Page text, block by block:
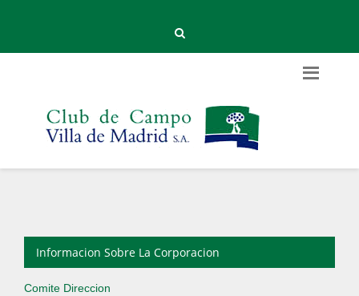
Informacion Sobre La Corporacion
Comite Direccion